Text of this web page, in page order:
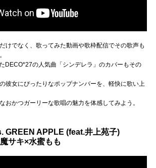
けでなく、歌ってみた動画や歌枠配信でその歌声も
DECO*27の人気曲「シンデレラ」のカバーもその
彼女にぴったりなポップナンバーを、軽快に歌い上
おかつガーリーな歌唱の魅力を体感してみよう。
GREEN APPLE (feat.井上苑子)
サキ×水蜜もも